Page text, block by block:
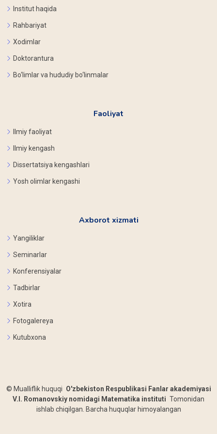
Institut haqida
Rahbariyat
Xodimlar
Doktorantura
Bo‘limlar va hududiy bo‘linmalar
Faoliyat
Ilmiy faoliyat
Ilmiy kengash
Dissertatsiya kengashlari
Yosh olimlar kengashi
Axborot xizmati
Yangiliklar
Seminarlar
Konferensiyalar
Tadbirlar
Xotira
Fotogalereya
Kutubxona
© Mualliflik huquqi O'zbekiston Respublikasi Fanlar akademiyasi
V.I. Romanovskiy nomidagi Matematika instituti Tomonidan
ishlab chiqilgan. Barcha huquqlar himoyalangan